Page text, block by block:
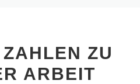
ZU
ARBEIT